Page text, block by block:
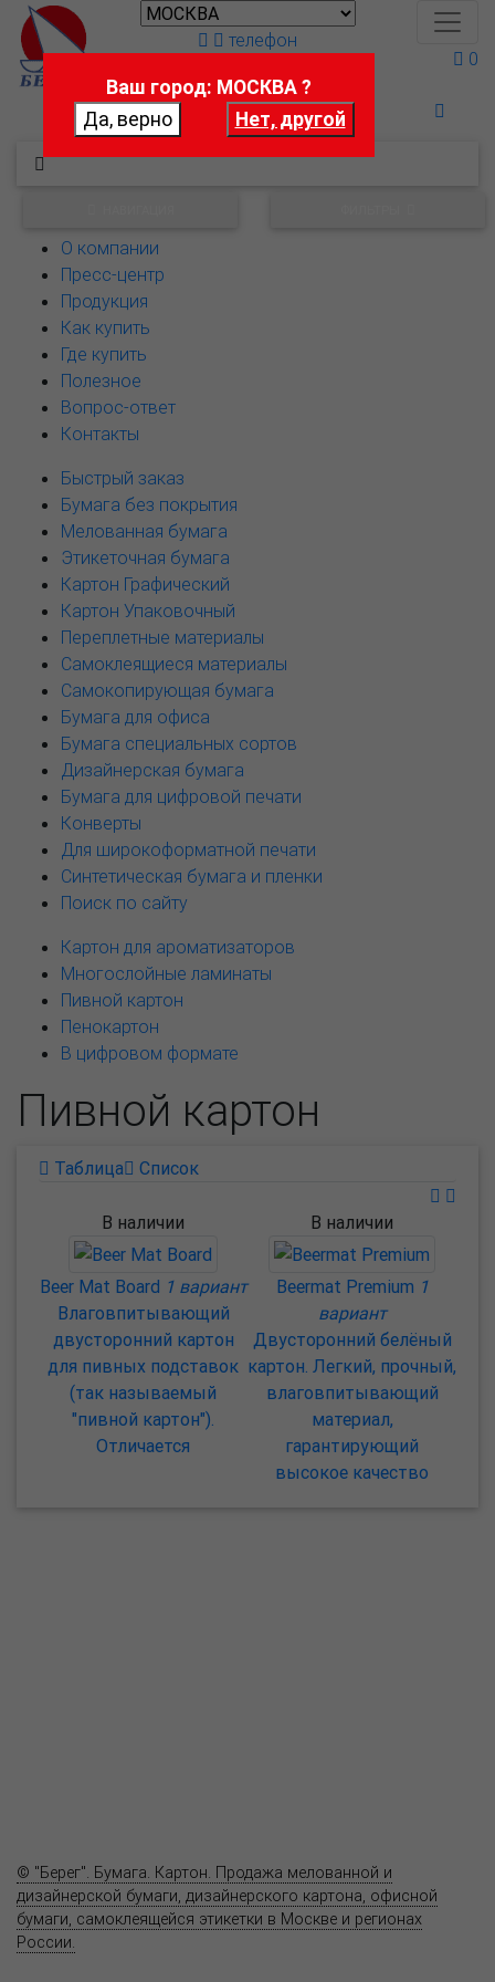
Поможем выбрать
телефон
0
О компании
Пресс-центр
Продукция
Как купить
Где купить
Полезное
Вопрос-ответ
Контакты
Быстрый заказ
Бумага без покрытия
Мелованная бумага
Этикеточная бумага
Картон Графический
Картон Упаковочный
Переплетные материалы
Самоклеящиеся материалы
Самокопирующая бумага
Бумага для офиса
Бумага специальных сортов
Дизайнерская бумага
Бумага для цифровой печати
Конверты
Для широкоформатной печати
Синтетическая бумага и пленки
Поиск по сайту
Картон для ароматизаторов
Многослойные ламинаты
Пивной картон
Пенокартон
В цифровом формате
Пивной картон
Таблица Список
В наличии
Beer Mat Board 1 вариант
Влаговпитывающий
двусторонний картон
для пивных подставок
(так называемый
"пивной картон").
Отличается
В наличии
Beermat Premium 1
вариант
Двусторонний белёный
картон. Легкий, прочный,
влаговпитывающий
материал,
гарантирующий
высокое качество
© "Берег". Бумага. Картон. Продажа мелованной и
дизайнерской бумаги, дизайнерского картона, офисной
бумаги, самоклеящейся этикетки в Москве и регионах
России.
Ваш город: МОСКВА ?